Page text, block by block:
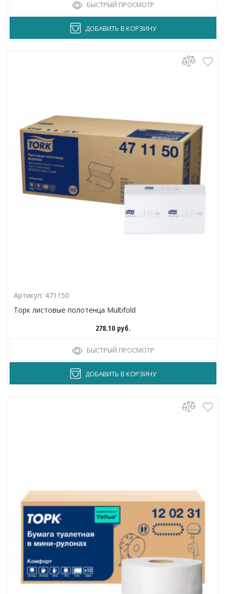
БЫСТРЫЙ ПРОСМОТР
ДОБАВИТЬ В КОРЗИНУ
Артикул: 471150
Торк листовые полотенца Multifold
278.10 руб.
БЫСТРЫЙ ПРОСМОТР
ДОБАВИТЬ В КОРЗИНУ